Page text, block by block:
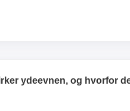
ydeevnen, og hvorfor